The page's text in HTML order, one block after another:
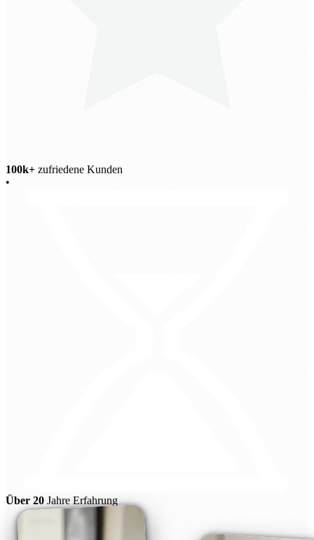
100k+ zufriedene Kunden
•
Über 20 Jahre Erfahrung